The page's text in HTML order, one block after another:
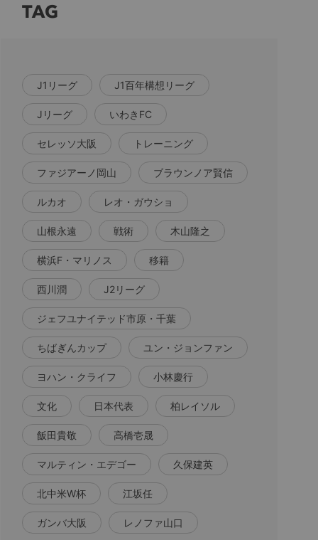
TAG
J1リーグ J1百年構想リーグ
Jリーグ いわきFC
セレッソ大阪 トレーニング
ファジアーノ岡山 ブラウンノア賢信
ルカオ レオ・ガウショ
山根永遠 戦術 木山隆之
横浜F・マリノス 移籍
西川潤 J2リーグ
ジェフユナイテッド市原・千葉
ちばぎんカップ ユン・ジョンファン
ヨハン・クライフ 小林慶行
文化 日本代表 柏レイソル
飯田貴敬 高橋壱晟
マルティン・エデゴー 久保建英
北中米W杯 江坂任
ガンバ大阪 レノファ山口